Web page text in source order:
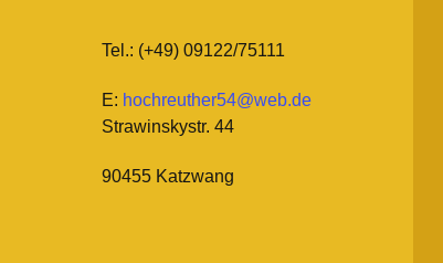
Tel.: (+49) 09122/75111
E: hochreuther54@web.de
Strawinskystr. 44
90455 Katzwang